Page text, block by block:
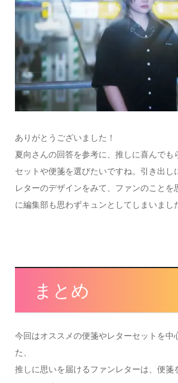
ありがとうございました！
夏向さんの回答を参考に、推しに喜んでも
セットや便箋を選びたいですね。引き出し
レターのデザインをみて、ファンのことを
に編集部も思わずキュンとしてしまいまし
まとめ
今回はオススメの便箋やレターセットを中
た、
推しに思いを届けるファンレターは、便箋